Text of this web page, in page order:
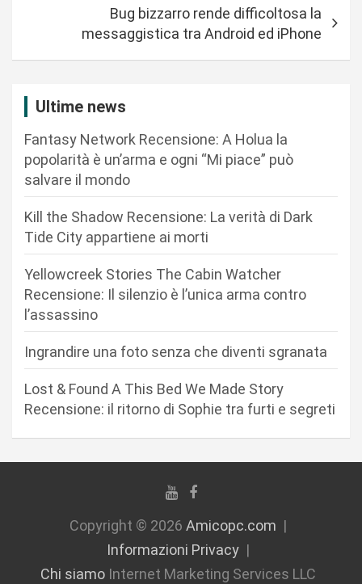
a
Bug bizzarro rende difficoltosa la
messaggistica tra Android ed iPhone
Ultime news
Fantasy Network Recensione: A Holua la
popolarità è un’arma e ogni “Mi piace” può
salvare il mondo
Kill the Shadow Recensione: La verità di Dark
Tide City appartiene ai morti
Yellowcreek Stories The Cabin Watcher
Recensione: Il silenzio è l’unica arma contro
l’assassino
Ingrandire una foto senza che diventi sgranata
Lost & Found A This Bed We Made Story
Recensione: il ritorno di Sophie tra furti e segreti
Copyright © 2026 Amicopc.com
Informazioni Privacy
Chi siamoInternet Marketing Services LLC